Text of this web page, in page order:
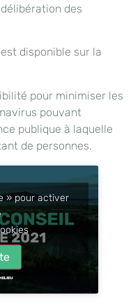
des
disponible sur la
pour minimiser les
pouvant
publique à laquelle
de personnes.
» pour activer